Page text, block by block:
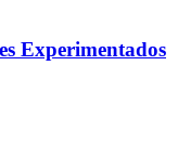
Experimentados